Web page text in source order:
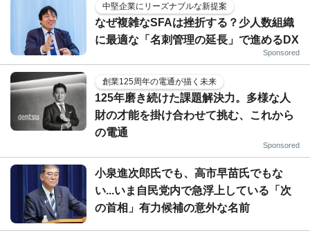
中堅企業にリーズナブルな新提案
なぜ複雑なSFAは挫折する？少人数組織
に最適な「名刺管理の延長」で進めるDX
Sponsored
創業125周年の電通が描く未来
125年磨き続けた課題解決力。多様な人
財の才能を掛け合わせて挑む、これから
の電通
Sponsored
小泉進次郎氏でも、高市早苗氏でもな
い...いま自民党内で急浮上している「次
の首相」有力候補の意外な名前